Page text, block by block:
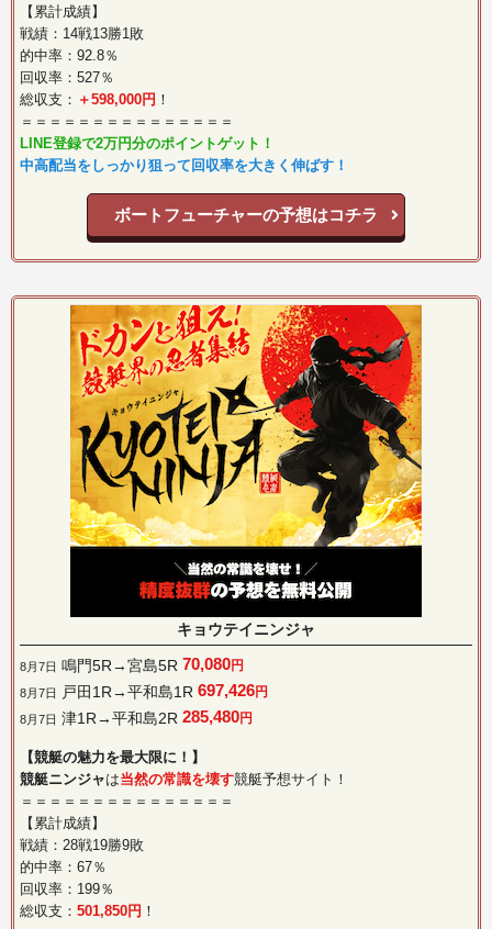
【累計成績】
戦績：14戦13勝1敗
的中率：92.8％
回収率：527％
総収支： ＋598,000円 ！
＝＝＝＝＝＝＝＝＝＝＝＝＝＝＝
LINE登録で2万円分のポイントゲット！
中高配当をしっかり狙って回収率を大きく伸ばす！
ボートフューチャーの予想はコチラ
キョウテイニンジャ
8月7日 鳴門5R→宮島5R 70,080円
8月7日 戸田1R→平和島1R 697,426円
8月7日 津1R→平和島2R 285,480円
【競艇の魅力を最大限に！】
競艇ニンジャは当然の常識を壊す競艇予想サイト！
＝＝＝＝＝＝＝＝＝＝＝＝＝＝＝
【累計成績】
戦績：28戦19勝9敗
的中率：67％
回収率：199％
総収支： 501,850円 ！